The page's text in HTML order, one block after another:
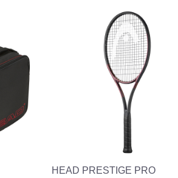
HEAD PRESTIGE PRO